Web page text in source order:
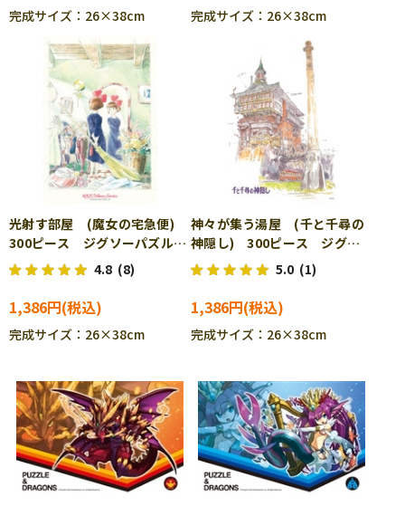
完成サイズ：26×38cm 完成サイズ：26×38cm
光射す部屋 (魔女の宅急便)
300ピース ジグソーパズル
ENS-300-280 4.8 (8)
1,386円
完成サイズ：26×38cm
神々が集う湯屋 (千と千尋の
神隠し) 300ピース ジグソ
ーパズル ENS-300-283
5.0 (1)
1,386円
完成サイズ：26×38cm